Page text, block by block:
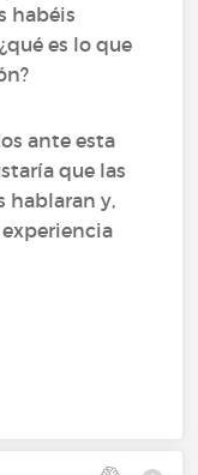
habéis
es lo que
ante esta
que las
hablaran y,